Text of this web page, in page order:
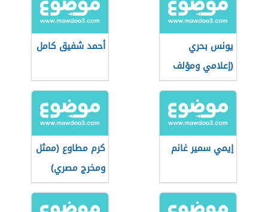
يونس بحري
(إعلامي ومؤلف
عراقي)
أحمد شفيق كامل
إيمي سمير غانم
كرم مطاوع (ممثل
ومخرج مصري)